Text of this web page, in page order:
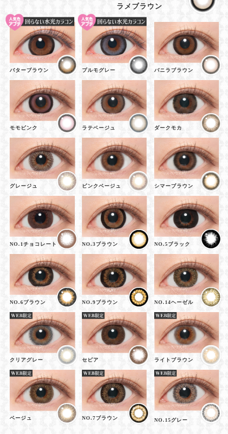
ラメブラウン
バターブラウン プルモグレー バニラブラウン
モモピンク ラテベージュ ダークモカ
グレージュ ピンクベージュ シマーブラウン
NO.1チョコレート NO.3ブラウン NO.5ブラック
NO.6ブラウン NO.9ブラウン NO.14ヘーゼル
クリアグレー セピア ライトブラウン
ベージュ NO.7ブラウン NO.15グレー